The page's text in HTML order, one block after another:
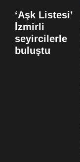
‘Aşk Listesi’
İzmirli
seyircilerle
buluştu